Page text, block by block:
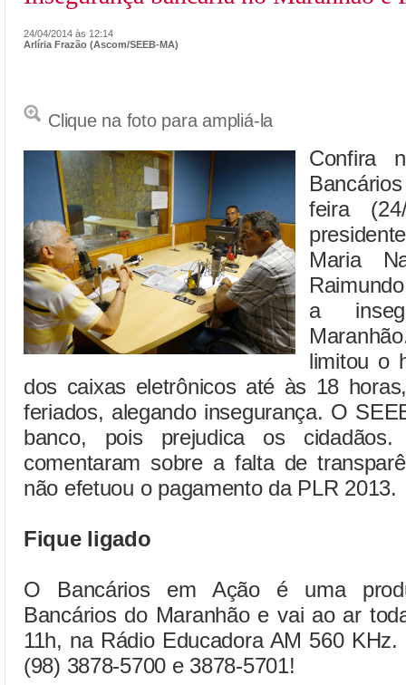
24/04/2014 às 12:14
Arlíria Frazão (Ascom/SEEB-MA)
Clique na foto para ampliá-la
Confira
feira
Maria
a
limitou o
dos caixas eletrônicos até às 18
feriados, alegando insegurança. O
banco, pois prejudica os
comentaram sobre a falta de
não efetuou o pagamento da PLR 2013.
Fique ligado
O Bancários em Ação é uma
Bancários do Maranhão e vai ao ar
11h, na Rádio Educadora AM 560
(98) 3878-5700 e 3878-5701!